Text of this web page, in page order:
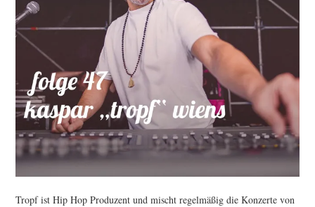
Tropf ist Hip Hop Produzent und mischt regelmäßig die Konzerte von